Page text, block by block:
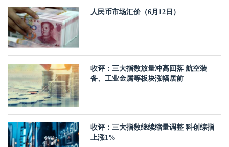
人民币市场汇价（6月12日）
收评：三大指数放量冲高回落 航空装
备、工业金属等板块涨幅居前
收评：三大指数继续缩量调整 科创综指
上涨1%